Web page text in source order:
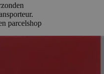
parcelshop